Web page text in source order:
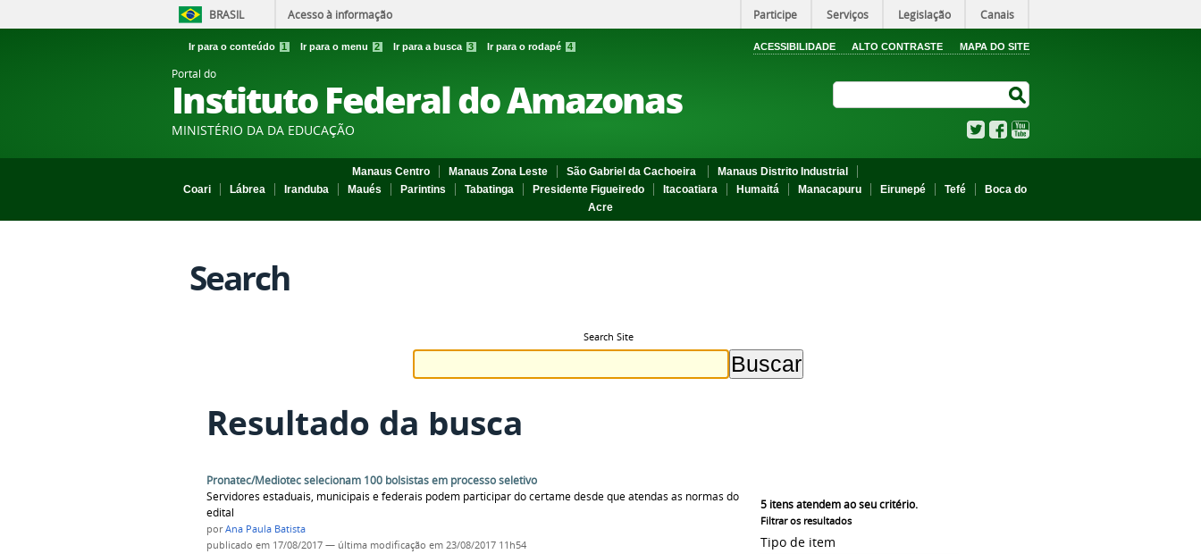
BRASIL Acesso à informação Participe Serviços Legislação Canais
Ir para o conteúdo 1 Ir para o menu 2 Ir para a busca 3 Ir para o rodapé 4 ACESSIBILIDADE ALTO CONTRASTE MAPA DO SITE
Portal do
Instituto Federal do Amazonas
MINISTÉRIO DA DA EDUCAÇÃO TwitterFacebook
Manaus Centro Manaus Zona Leste São Gabriel da Cachoeira
Manaus Distrito Industrial
Coari
Lábrea Iranduba Maués Parintins Tabatinga Presidente Figueiredo Itacoatiara Humaitá Manacapuru Eirunepé Tefé
Boca do
Acre
Search
Search Site
Resultado da busca
5itens atendem ao seu critério.
Filtrar os resultados
Tipo de item
Pronatec/Mediotec selecionam 100 bolsistas em processo seletivo
Servidores estaduais, municipais e federais podem participar do certame desde que atendas as normas do
edital
porAna Paula Batista
publicado em 17/08/2017 — última modificação em 23/08/2017 11h54